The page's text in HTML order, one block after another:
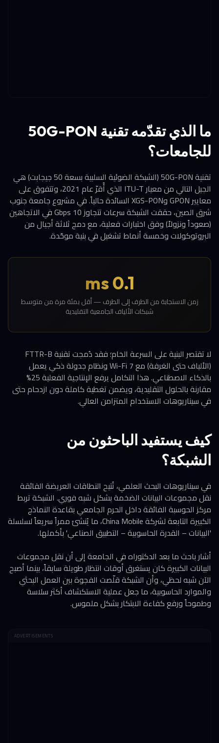
ما الذي تقدّمه تقنية 50G-PON
للجامعات؟
تقنية 50G-PON (الشبكة الضوئية السلبية بسعة 50 جيجابت) هي
الجيل التالي من معيار ITU-T الذي أُقرّ عام 2021، وتتفوق على
معايير GPON وXGS-PON السائدة حالياً. في مشروع جامعة جنوب
شرق الصين، حققت الشبكة سرعات تتجاوز 10 Gbps في الاتجاهين
(صعوداً ونزولاً) وفق اختبارات فعلية، مع دمج ثلاثة أجيال من
البروتوكولات وخمسة أنماط تشغيل في بنية موحّدة.
0.1 ms
زمن الاستجابة من الطرف إلى الطرف — أقل بمئة مرة من متوسط
شبكات الألياف الجامعية التقليدية
لا تقتصر البنية على السرعة الخام؛ فقد دُمجت تقنية FTTR-B
(الألياف حتى الغرفة) مع Wi-Fi 7 ونظام جدولة ذكي يعمل
بالذكاء الاصطناعي. هذا التكامل يرفع الإنتاجية الفعلية 25%
مقارنة بالحلول التقليدية، ويضمن تغطية كاملة دون ازدحام حتى
في سيناريوهات الاستخدام المتزامن العالي.
كيف يستفيد الباحثون من
الشبكة؟
في سيناريوهات البحث العلمي، تُتيح النطاقات العريضة الفائقة
نقل مجموعات البيانات الضخمة بشكل شبه فوري. الشبكة تربط
مركز الحوسبة الفائقة داخل الحرم الجامعي بقاعدة النماذج
الكبيرة التابعة لشركة China Mobile، ما يُنشئ ممراً سريعاً لسلسلة
'البيانات – القدرة الحاسوبية – التطبيق الصناعي' بأكملها.
أشار باحث ما بعد الدكتوراه في الجامعة إلى أن نقل مجموعات
البيانات الكبيرة كان يستغرق أوقات انتظار طويلة سابقاً، بينما أصبح
الآن شبه لحظي، وأن الشبكة قلّصت الفجوة بين العمل البحثي
والموارد الحاسوبية، ما جعل عملية الاستكشاف أكثر سلاسة
وطموحاً ورفع كفاءة الابتكار بشكل ملموس.
ADVERTISEMENTS